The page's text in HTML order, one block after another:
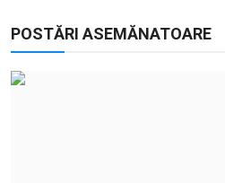
POSTĂRI ASEMĂNATOARE